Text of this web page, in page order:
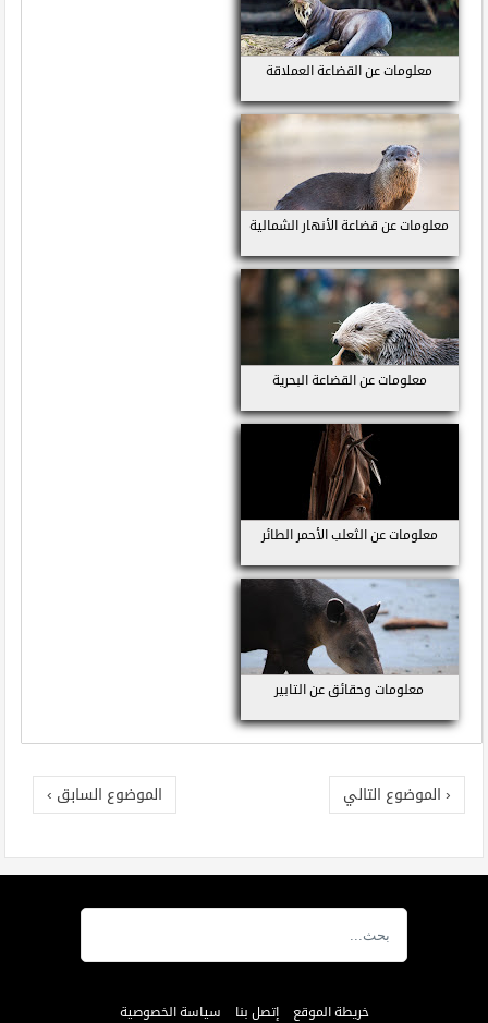
معلومات عن القضاعة العملاقة
معلومات عن قضاعة الأنهار الشمالية
معلومات عن القضاعة البحرية
معلومات عن الثعلب الأحمر الطائر
معلومات وحقائق عن التابير
‹ الموضوع التالي الموضوع السابق ›
خريطة الموقع إتصل بنا سياسة الخصوصية